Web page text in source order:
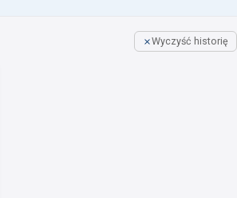
Wyczyść historię